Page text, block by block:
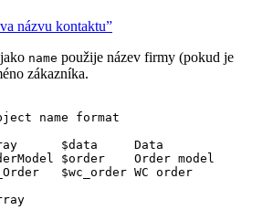
názvu kontaktu”
name použije název firmy (pokud je
zákazníka.
name format
      $data     Data
$order    Order model
   $wc_order WC order